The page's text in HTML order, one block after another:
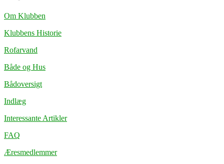
Om Klubben
Klubbens Historie
Rofarvand
Både og Hus
Bådoversigt
Indlæg
Interessante Artikler
FAQ
Æresmedlemmer